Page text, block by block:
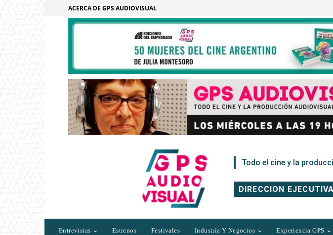
ACERCA DE GPS AUDIOVISUAL
Todo el cine y la
DIRECCION
Entrevistas Estrenos Festivales Industria Y Negocios Experiencia GPS